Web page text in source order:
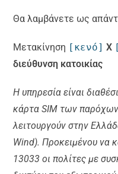
Θα λαμβάνετε ως
Μετακίνηση [κενό] X
διεύθυνση κατοικίας
Η υπηρεσία είναι
κάρτα SIM των
λειτουργούν στην
Wind). Προκειμένου να
13033 οι πολίτες με